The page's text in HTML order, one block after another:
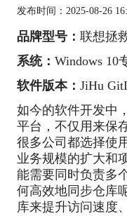
发布时间：2025-08-26
品牌型号： 联想拯
系统： Windows 10
软件版本： JiHu
如今的软件开发中
平台，不仅用来保
很多公司都选择使
业务规模的扩大和
能需要同时负责多
何高效地同步仓库
库来提升访问速度